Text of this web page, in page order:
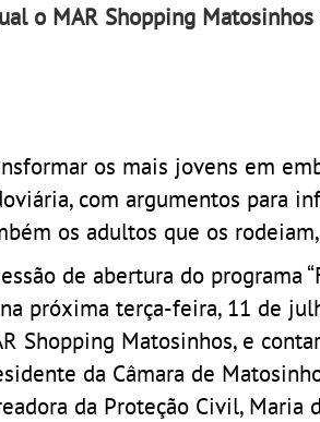
o MAR Shopping
os mais jovens em
com argumentos para
os adultos que os
de abertura do programa
próxima terça-feira, 11 de
Shopping Matosinhos, e
da Câmara de
da Proteção Civil, Maria